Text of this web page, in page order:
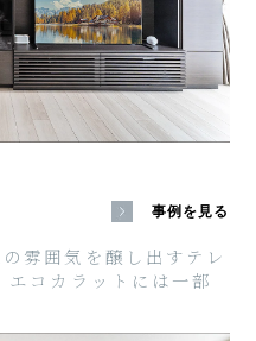
事例を見る
雰囲気を醸し出すテレ
エコカラットには一部